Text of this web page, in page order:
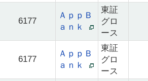
6177
ＡｐｐＢ
ａｎｋ
東証
グロ
ース
6177
ＡｐｐＢ
ａｎｋ
東証
グロ
ース